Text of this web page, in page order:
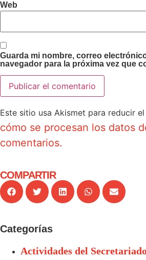
Web
Guarda mi nombre, correo
navegador para la próxima vez que
Este sitio usa Akismet para reducir el
cómo se procesan los datos
comentarios.
COMPARTIR
Categorías
Actividades del